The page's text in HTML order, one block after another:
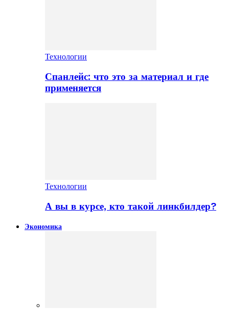
Технологии
Спанлейс: что это за материал и где
применяется
Технологии
А вы в курсе, кто такой линкбилдер?
Экономика